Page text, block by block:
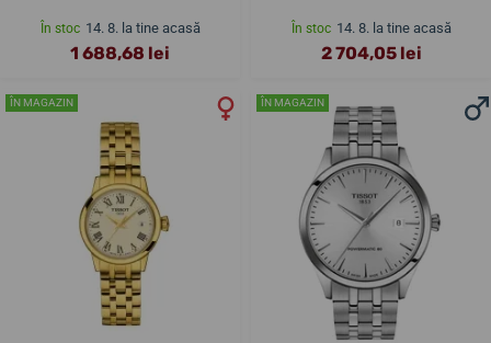
În stoc 14. 8. la tine acasă
1 688,68 lei
În stoc 14. 8. la tine acasă
2 704,05 lei
ÎN MAGAZIN ÎN MAGAZIN